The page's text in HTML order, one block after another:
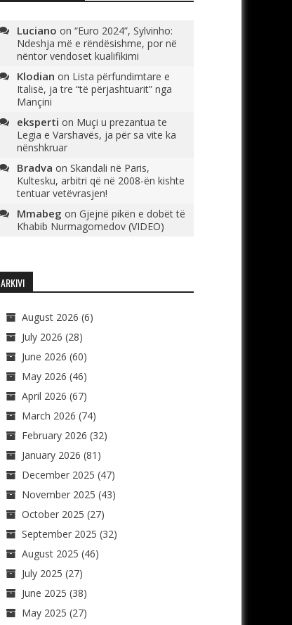
Luciano on “Euro 2024”, Sylvinho:
Ndeshja më e rëndësishme, por në
nëntor vendoset kualifikimi
Klodian on Lista përfundimtare e
Italisë, ja tre “të përjashtuarit” nga
Mançini
eksperti on Muçi u prezantua te
Legia e Varshavës, ja për sa vite ka
nënshkruar
Bradva on Skandali në Paris,
Kultesku, arbitri që në 2008-ën kishte
tentuar vetëvrasjen!
Mmabeg on Gjejnë pikën e dobët të
Khabib Nurmagomedov (VIDEO)
ARKIVI
August 2026 (6)
July 2026 (28)
June 2026 (60)
May 2026 (46)
April 2026 (67)
March 2026 (74)
February 2026 (32)
January 2026 (81)
December 2025 (47)
November 2025 (43)
October 2025 (27)
September 2025 (32)
August 2025 (46)
July 2025 (27)
June 2025 (38)
May 2025 (27)